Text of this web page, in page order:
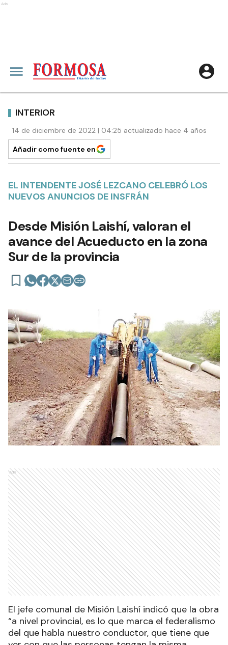
Ads
INTERIOR
14 de diciembre de 2022 | 04:25 actualizado hace 4 años
Añadir como fuente en
EL INTENDENTE JOSÉ LEZCANO CELEBRÓ LOS
NUEVOS ANUNCIOS DE INSFRÁN
Desde Misión Laishí, valoran el
avance del Acueducto en la zona
Sur de la provincia
Ads
El jefe comunal de Misión Laishí indicó que la obra
“a nivel provincial, es lo que marca el federalismo
del que habla nuestro conductor, que tiene que